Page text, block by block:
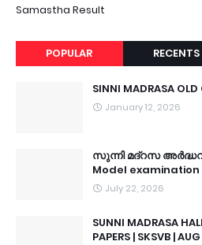
Samastha Result
POPULAR RECENTS
SINNI MADRASA OLD
January 12, 2026
സുന്നി മദ്റസ
Model
July 22, 2026
SUNNI MADRASA
PAPERS | SKSVB |